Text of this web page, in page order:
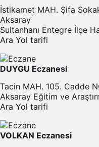
İstikamet MAH. Şifa
Aksaray
Sultanhanı Entegre İlçe
Ara Yol tarifi
DUYGU Eczanesi
Tacin MAH. 105. Cadde
Aksaray Eğitim ve
Ara Yol tarifi
VOLKAN Eczanesi